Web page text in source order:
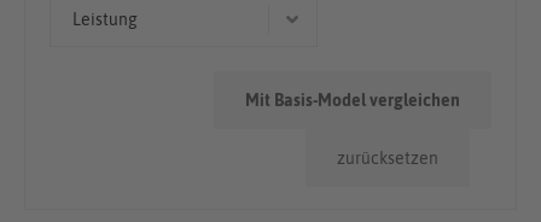
50.000km - 100.000km
Leistung
zurücksetzen
Mit Basis-Model vergleichen